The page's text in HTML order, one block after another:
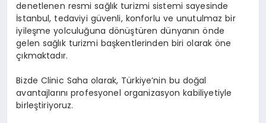
denetlenen resmi sağlık turizmi sistemi sayesinde
İstanbul, tedaviyi güvenli, konforlu ve unutulmaz bir
iyileşme yolculuğuna dönüştüren dünyanın önde
gelen sağlık turizmi başkentlerinden biri olarak öne
çıkmaktadır.
Bizde Clinic Saha olarak, Türkiye’nin bu doğal
avantajlarını profesyonel organizasyon kabiliyetiyle
birleştiriyoruz.